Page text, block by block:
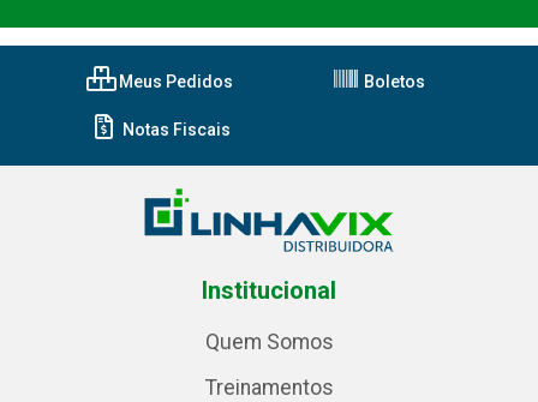
Meus Pedidos Boletos
Notas Fiscais
Institucional
Quem Somos
Treinamentos